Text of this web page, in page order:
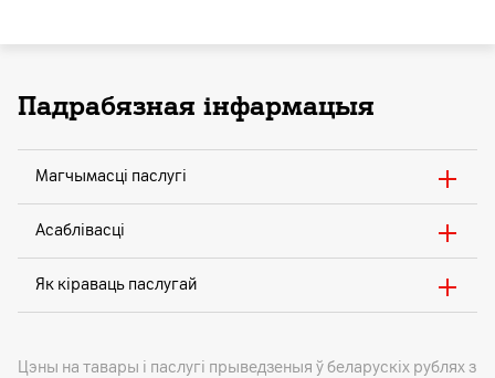
Падрабязная інфармацыя
Магчымасці паслугі
Асаблівасці
Як кіраваць паслугай
Цэны на тавары i паслугі прыведзеныя ў беларускіх рублях з